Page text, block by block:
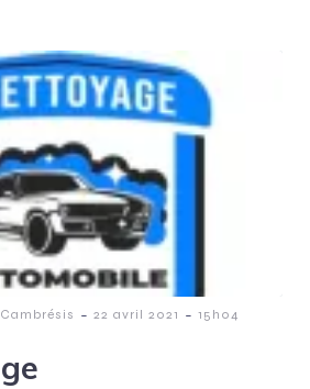
- 22 avril 2021 - 15h04